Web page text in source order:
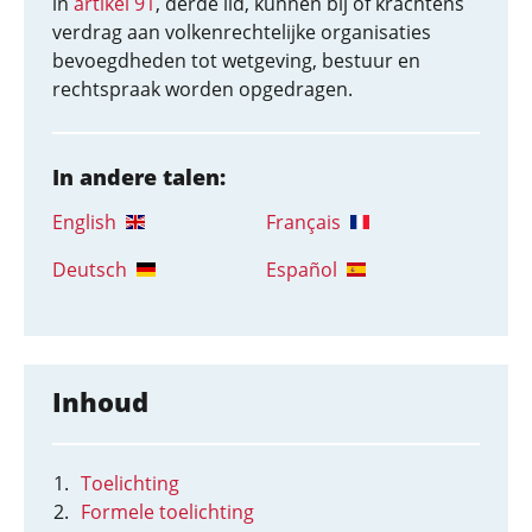
verdrag aan volkenrechtelijke organisaties
bevoegdheden tot wetgeving, bestuur en
rechtspraak worden opgedragen.
In andere talen:
English
Français
Deutsch
Español
Inhoud
Toelichting
Formele toelichting